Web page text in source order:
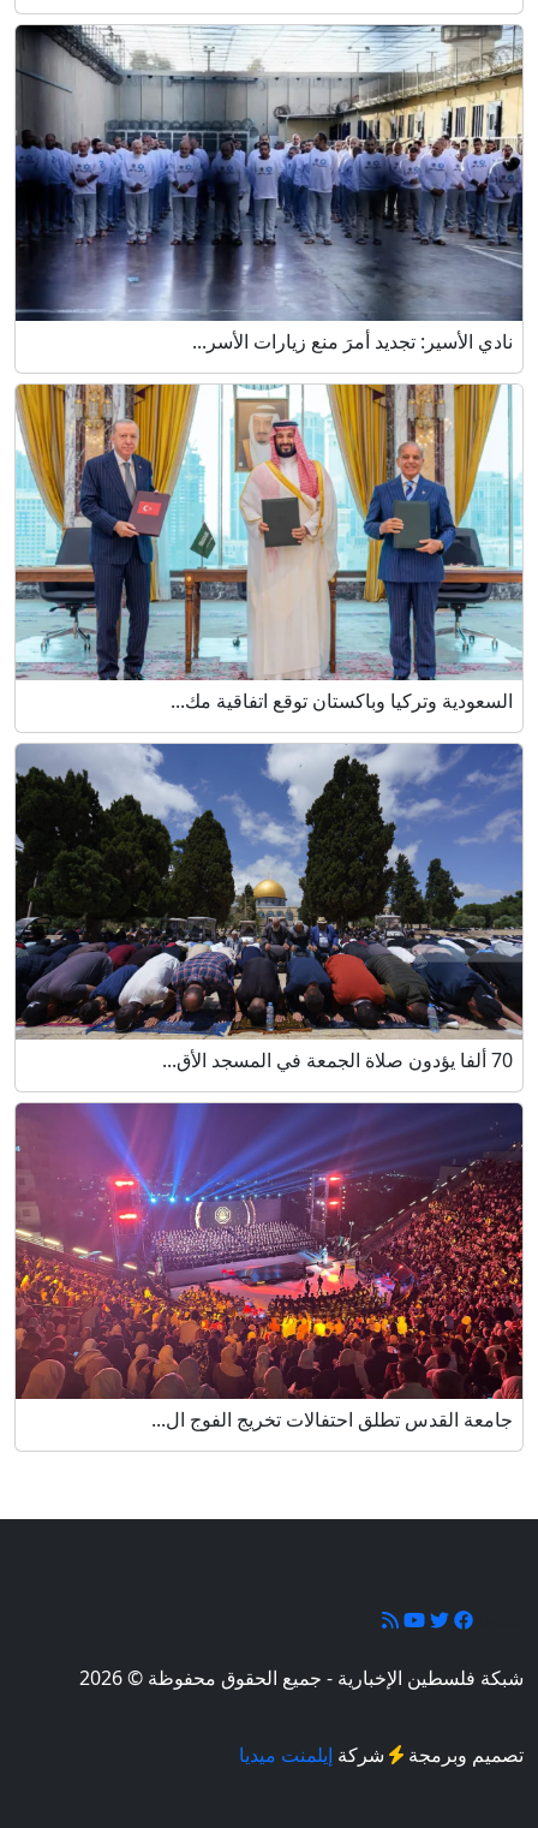
نادي الأسير: تجديد أمرَ منع زيارات الأسر...
السعودية وتركيا وباكستان توقع اتفاقية مك...
70 ألفا يؤدون صلاة الجمعة في المسجد الأق...
جامعة القدس تطلق احتفالات تخريج الفوج ال...
شبكة فلسطين الإخبارية - جميع الحقوق محفوظة © 2026
تصميم وبرمجة شركة إيلمنت ميديا